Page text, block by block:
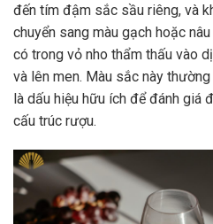
đến tím đậm sắc sầu riêng, và
chuyển sang màu gạch hoặc
có trong vỏ nho thẩm thấu vào
và lên men. Màu sắc này
là dấu hiệu hữu ích để đánh giá
cấu trúc rượu.